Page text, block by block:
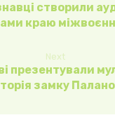
створили
краю
Next
презентували
замку